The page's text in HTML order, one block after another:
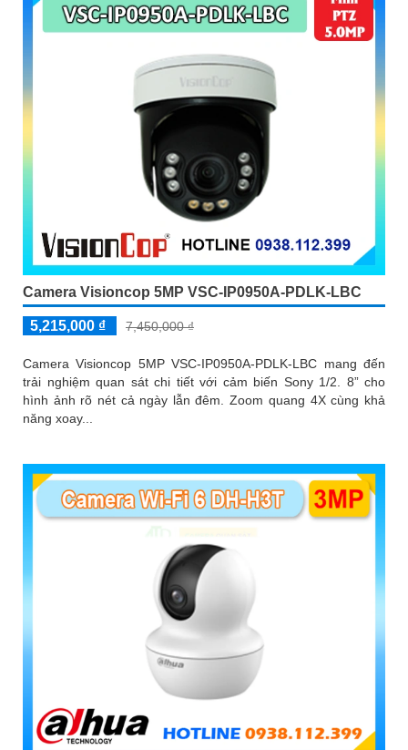
Camera Visioncop 5MP VSC-IP0950A-PDLK-LBC
5,215,000 ₫ 7,450,000 ₫
Camera Visioncop 5MP VSC-IP0950A-PDLK-LBC mang đến
trải nghiệm quan sát chi tiết với cảm biến Sony 1/2. 8” cho
hình ảnh rõ nét cả ngày lẫn đêm. Zoom quang 4X cùng khả
năng xoay...